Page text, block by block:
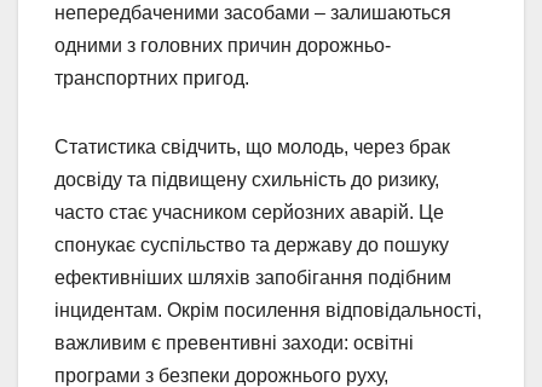
непередбаченими засобами – залишаються
одними з головних причин дорожньо-
транспортних пригод.
Статистика свідчить, що молодь, через брак
досвіду та підвищену схильність до ризику,
часто стає учасником серйозних аварій. Це
спонукає суспільство та державу до пошуку
ефективніших шляхів запобігання подібним
інцидентам. Окрім посилення відповідальності,
важливим є превентивні заходи: освітні
програми з безпеки дорожнього руху,